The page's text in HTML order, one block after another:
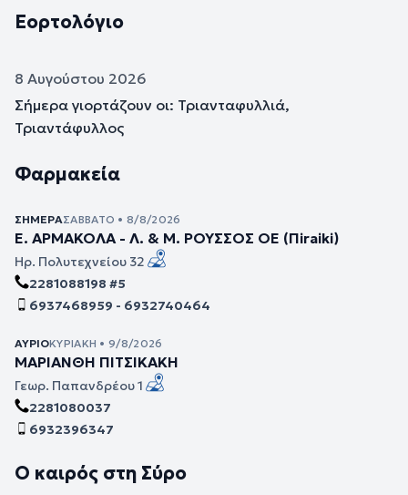
Εορτολόγιο
8 Αυγούστου 2026
Σήμερα γιορτάζουν οι: Τριανταφυλλιά,
Τριαντάφυλλος
Φαρμακεία
ΣΉΜΕΡΑΣΆΒΒΑΤΟ • 8/8/2026
Ε. ΑΡΜΑΚΟΛΑ - Λ. & Μ. ΡΟΥΣΣΟΣ ΟΕ (Πiraiki)
Ηρ. Πολυτεχνείου 32
2281088198 #5
6937468959 - 6932740464
ΑΎΡΙΟΚΥΡΙΑΚΉ • 9/8/2026
ΜΑΡΙΑΝΘΗ ΠΙΤΣΙΚΑΚΗ
Γεωρ. Παπανδρέου 1
2281080037
6932396347
Ο καιρός στη Σύρο